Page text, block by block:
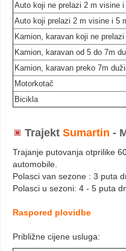
Auto koji ne prelazi 2 m visine
Auto koji prelazi 2 m visine i 5
Kamion, karavan koji ne
Kamion, karavan od 5 do 7m
Kamion, karavan preko 7m
Motorkotač
Bicikla
Trajekt Sumartin -
Trajanje putovanja otprilike
automobile.
Polasci van sezone : 3 puta
Polasci u sezoni: 4 - 5 puta
Raspored plovidbe
Približne cijene usluga: